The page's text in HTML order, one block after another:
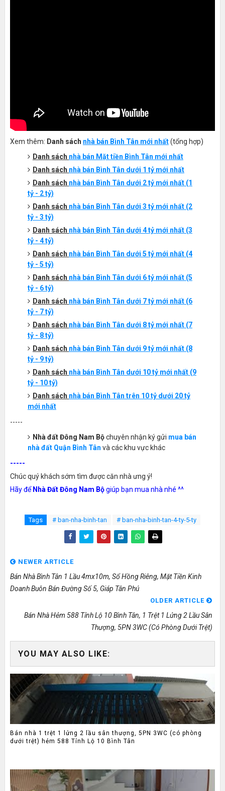
Xem thêm: Danh sách nhà bán Bình Tân mới nhất(tổng hợp)
Danh sách nhà bán Mặt tiền Bình Tân mới nhất
Danh sách nhà bán Bình Tân dưới 1 tỷ mới nhất
Danh sách nhà bán Bình Tân dưới 2 tỷ mới nhất (1
tỷ - 2 tỷ)
Danh sách nhà bán Bình Tân dưới 3 tỷ mới nhất (2
tỷ - 3 tỷ)
Danh sách nhà bán Bình Tân dưới 4 tỷ mới nhất (3
tỷ - 4 tỷ)
Danh sách nhà bán Bình Tân dưới 5 tỷ mới nhất (4
tỷ - 5 tỷ)
Danh sách nhà bán Bình Tân dưới 6 tỷ mới nhất (5
tỷ - 6 tỷ)
Danh sách nhà bán Bình Tân dưới 7 tỷ mới nhất (6
tỷ - 7 tỷ)
Danh sách nhà bán Bình Tân dưới 8 tỷ mới nhất(7
tỷ - 8 tỷ)
Danh sách nhà bán Bình Tân dưới 9 tỷ mới nhất(8
tỷ - 9 tỷ)
Danh sách nhà bán Bình Tân dưới 10 tỷ mới nhất (9
tỷ - 10 tỷ)
Danh sách nhà bán Bình Tân trên 10 tỷ dưới 20 tỷ
mới nhất
-----
Nhà đất Đông Nam Bộchuyên nhận ký gửi mua bán
nhà đất Quận Bình Tân và các khu vực khác
-----
Chúc quý khách sớm tìm được căn nhà ưng ý!
Hãy để Nhà Đất Đông Nam Bộgiúp bạn mua nhà nhé ^^
Tags # ban-nha-binh-tan # ban-nha-binh-tan-4-ty-5-ty
NEWER ARTICLE
Bán Nhà Bình Tân 1 Lầu 4mx10m, Sổ Hồng Riêng, Mặt Tiền Kinh
Doanh Buôn Bán Đường Số 5, Giáp Tân Phú
OLDER ARTICLE
Bán Nhà Hẻm 588 Tỉnh Lộ 10 Bình Tân, 1 Trệt 1 Lửng 2 Lầu Sân
Thượng, 5PN 3WC (có Phòng Dưới Trệt)
YOU MAY ALSO LIKE:
Bán nhà 1 trệt 1 lửng 2 lầu sân thượng, 5PN 3WC (có phòng
dưới trệt) hẻm 588 Tỉnh Lộ 10 Bình Tân